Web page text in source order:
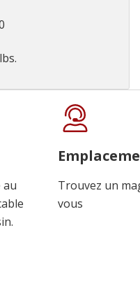
au
Trouvez un
vous